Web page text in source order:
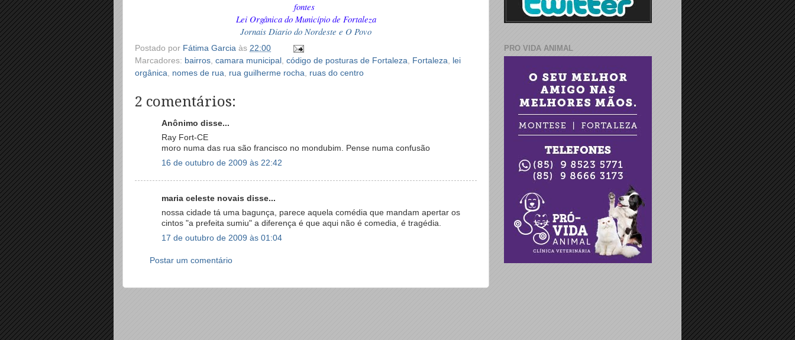
fontes
Lei Orgânica do Município de Fortaleza
Jornais Diario do Nordeste e O Povo
Postado por Fátima Garcia às 22:00
Marcadores: bairros, camara municipal , código de posturas de Fortaleza, Fortaleza, lei
orgânica, nomes de rua, rua guilherme rocha, ruas do centro
2 comentários:
Anônimo disse...
Ray Fort-CE
moro numa das rua são francisco no mondubim. Pense numa confusão
16 de outubro de 2009 às 22:42
maria celeste novais disse...
nossa cidade tá uma bagunça, parece aquela comédia que mandam apertar os
cintos "a prefeita sumiu" a diferença é que aqui não é comedia, é tragédia.
17 de outubro de 2009 às 01:04
Postar um comentário
PRO VIDA ANIMAL